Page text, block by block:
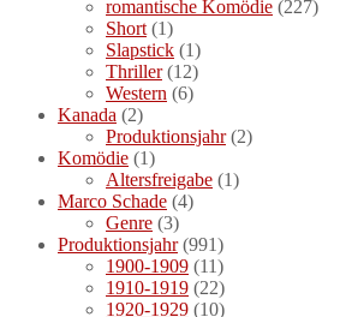
romantische Komödie (227)
Short (1)
Slapstick (1)
Thriller(12)
Western (6)
Kanada (2)
Produktionsjahr(2)
Komödie (1)
Altersfreigabe (1)
Marco Schade (4)
Genre (3)
Produktionsjahr(991)
1900-1909 (11)
1910-1919 (22)
1920-1929 (10)